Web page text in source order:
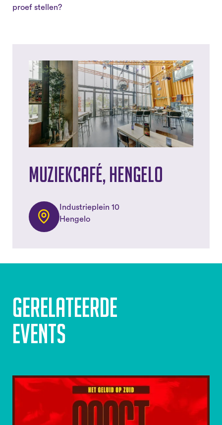
proef stellen?
Muziekcafé, Hengelo
Industrieplein 10
Hengelo
Gerelateerde
events